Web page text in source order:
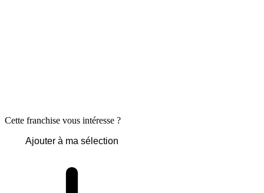
Cette franchise vous intéresse ?
Ajouter à ma sélection